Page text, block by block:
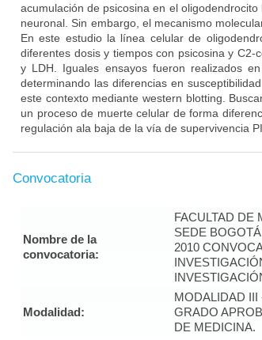
acumulación de psicosina en el
neuronal. Sin embargo, el mecanismo
En este estudio la línea celular de
diferentes dosis y tiempos con psicosina y
y LDH. Iguales ensayos fueron realizados
determinando las diferencias en
este contexto mediante western blotting.
un proceso de muerte celular de forma
regulación ala baja de la vía de supervivencia
Convocatoria
Nombre de la
convocatoria:
FACULTAD DE
SEDE
2010
Modalidad:
MODALIDAD III
GRADO
DE MEDICINA.